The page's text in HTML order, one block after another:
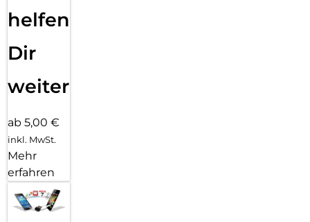
helfen
Dir
weiter
ab 5,00 €
inkl. MwSt.
Mehr
erfahren